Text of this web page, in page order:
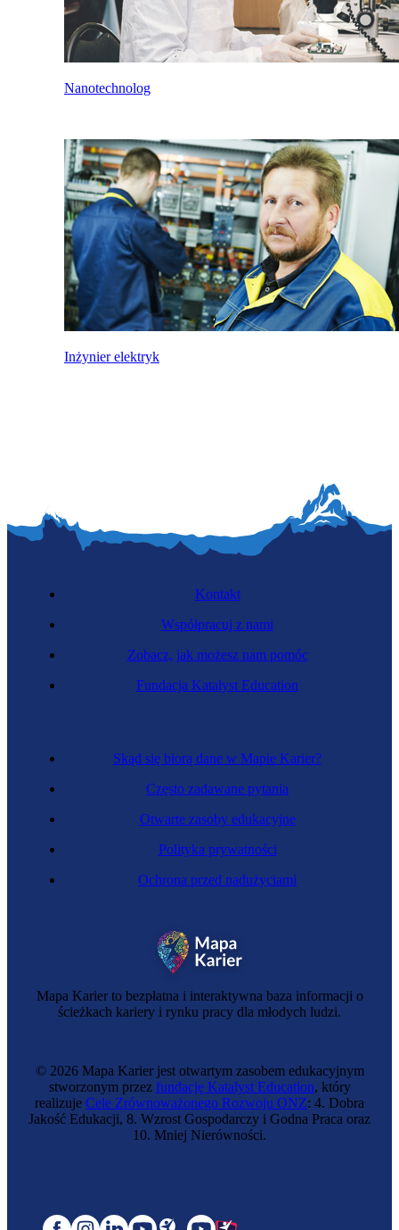
Nanotechnolog
Inżynier elektryk
Mapa Karier to bezpłatna i interaktywna baza informacji o
ścieżkach kariery i rynku pracy dla młodych ludzi.
Skąd się biorą dane w Mapie Karier?
Często zadawane pytania
Otwarte zasoby edukacyjne
Polityka prywatności
Ochrona przed nadużyciami
Kontakt
Współpracuj z nami
Zobacz, jak możesz nam pomóc
Fundacja Katalyst Education
© 2026 Mapa Karier jest otwartym zasobem edukacyjnym
stworzonym przez fundację Katalyst Education, który
realizuje Cele Zrównoważonego Rozwoju ONZ: 4. Dobra
Jakość Edukacji, 8. Wzrost Gospodarczy i Godna Praca oraz
10. Mniej Nierówności.